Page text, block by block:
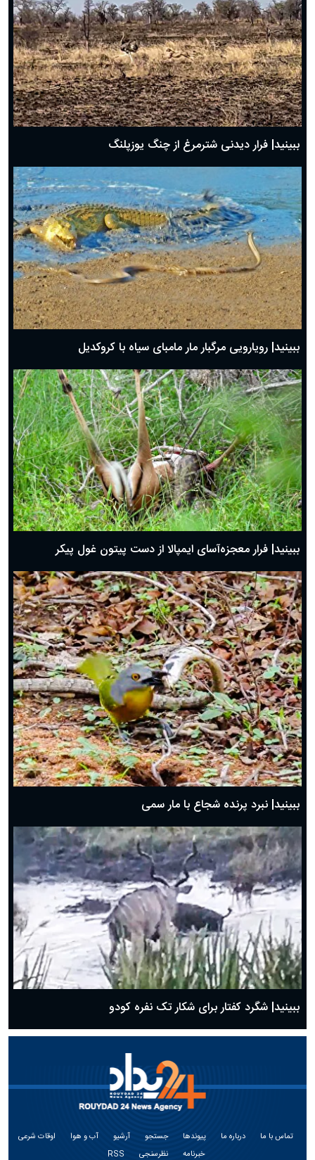
ببینید| فرار دیدنی شترمرغ از چنگ یوزپلنگ
ببینید| رویارویی مرگبار مار مامبای سیاه با کروکدیل
ببینید| فرار معجزه‌آسای ایمپالا از دست پیتون غول پیکر
ببینید| نبرد پرنده شجاع با مار سمی
ببینید| شگرد کفتار برای شکار تک نفره کودو
تماس با ما درباره ما پیوندها جستجو آرشیو آب و هوا
اوقات شرعی
خبرنامه
نظرسنجی RSS